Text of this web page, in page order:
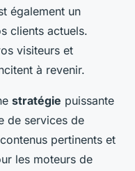
également un
clients actuels.
visiteurs et
à revenir.
stratégie puissante
de services de
pertinents et
les moteurs de